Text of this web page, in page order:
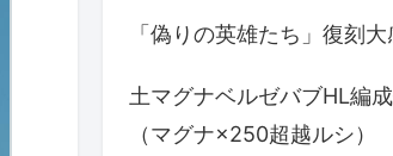
「偽りの英雄たち」復刻
土マグナベルゼバブHL編
（マグナ×250超越ルシ）